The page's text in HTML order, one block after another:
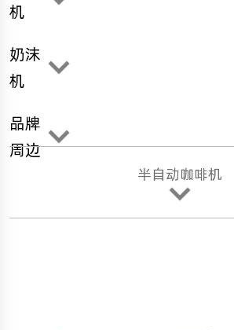
机
奶沫
机
品牌
周边
半自动咖啡机